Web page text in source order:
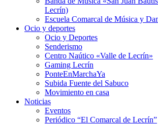
Lecrín)
Escuela Comarcal de Música y
Ocio y deportes
Ocio y Deportes
Senderismo
Centro Naútico «Valle de Lecrín»
Gaming Lecrín
PonteEnMarchaYa
Subida Fuente del Sabuco
Movimiento en casa
Noticias
Eventos
Periódico “El Comarcal de Lecrín”